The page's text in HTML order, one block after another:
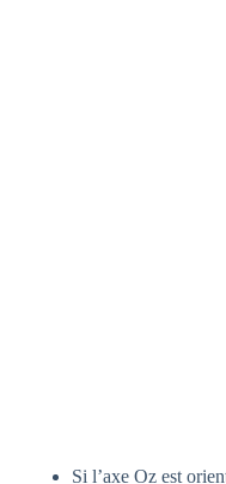
Si l’axe Oz est